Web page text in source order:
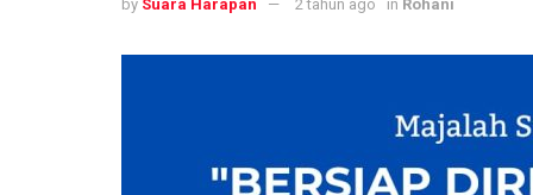
by Suara Harapan 2 tahun ago in Rohani